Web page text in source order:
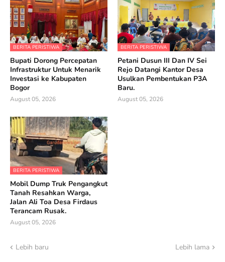
BERITA PERISTIWA
Bupati Dorong Percepatan
Infrastruktur Untuk Menarik
Investasi ke Kabupaten
Bogor
August 05, 2026
BERITA PERISTIWA
Petani Dusun III Dan IV Sei
Rejo Datangi Kantor Desa
Usulkan Pembentukan P3A
Baru.
August 05, 2026
BERITA PERISTIWA
Mobil Dump Truk Pengangkut
Tanah Resahkan Warga,
Jalan Ali Toa Desa Firdaus
Terancam Rusak.
August 05, 2026
Lebih baru Lebih lama